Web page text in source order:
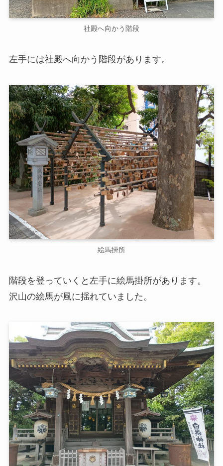
社殿へ向かう階段
左手には社殿へ向かう階段があります。
絵馬掛所
階段を登っていくと左手に絵馬掛所があります。
沢山の絵馬が風に揺れていました。